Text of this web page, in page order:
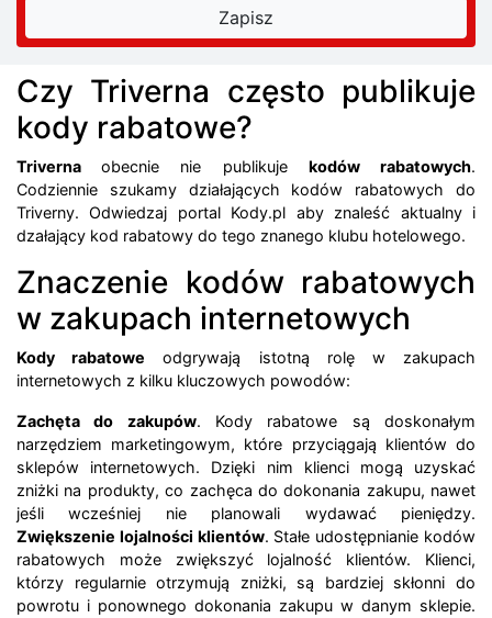
Czy Triverna często publikuje
kody rabatowe?
Trivernaobecnie nie publikuje kodów rabatowych.
Codziennie szukamy działających kodów rabatowych do
Triverny. Odwiedzaj portal Kody.pl aby znaleść aktualny i
dzałający kod rabatowy do tego znanego klubu hotelowego.
Znaczenie kodów rabatowych
w zakupach internetowych
Kody rabatowe odgrywają istotną rolę w zakupach
internetowych z kilku kluczowych powodów:
Zachęta do zakupów. Kody rabatowe są doskonałym
narzędziem marketingowym, które przyciągają klientów do
sklepów internetowych. Dzięki nim klienci mogą uzyskać
zniżki na produkty, co zachęca do dokonania zakupu, nawet
jeśli wcześniej nie planowali wydawać pieniędzy.
Zwiększenie lojalności klientów. Stałe udostępnianie kodów
rabatowych może zwiększyć lojalność klientów. Klienci,
którzy regularnie otrzymują zniżki, są bardziej skłonni do
powrotu i ponownego dokonania zakupu w danym sklepie.